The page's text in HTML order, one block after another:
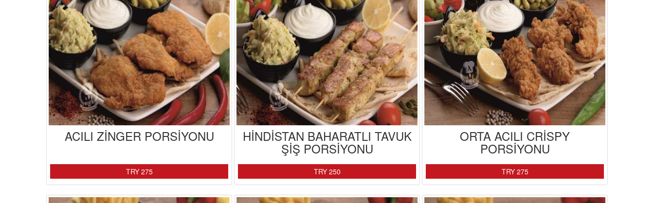
ACILI ZİNGER PORSİYONU
TRY 275
HİNDİSTAN BAHARATLI TAVUK
ŞİŞ PORSİYONU
TRY 250
ORTA ACILI CRİSPY
PORSİYONU
TRY 275